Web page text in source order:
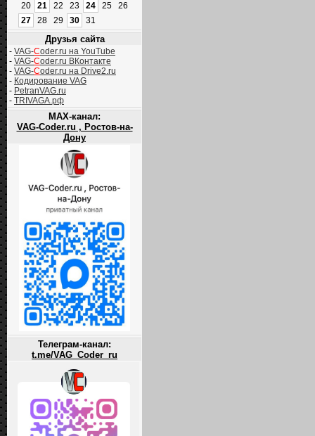
20
21 22 23 24 25
26
27
28 29 30 31
Друзья сайта
- VAG-Coder.ru на YouTube
- VAG-Coder.ru ВКонтакте
- VAG-Coder.ru на Drive2.ru
- Кодирование VAG
- PetranVAG.ru
- TRIVAGA.рф
MAX-канал:
VAG-Coder.ru , Ростов-на-
Дону
Телеграм-канал:
t.me/VAG_Coder_ru